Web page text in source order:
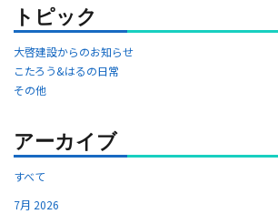
トピック
大啓建設からのお知らせ
こたろう&はるの日常
その他
アーカイブ
すべて
7月 2026